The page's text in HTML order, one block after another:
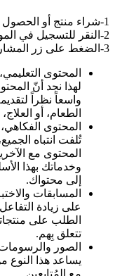
1-شراء منتج أو الحصول على خدمة ما
2-النقر للتسجيل في الموقع
3-الضغط على زر المشاركة أو المُتابعة
المحتوى
لهذا نجد أنّ
واسعاً نظراً
الطعام، أو
المحتوى
تُلفت انتباه
المحتوى مع
وخدماتك بهذا
إلى محتواك.
المسابقات
على زيادة
الطلب على
تتعلق بِهم.
الصور
يساعد هذا النوع
مع المُتابعين.